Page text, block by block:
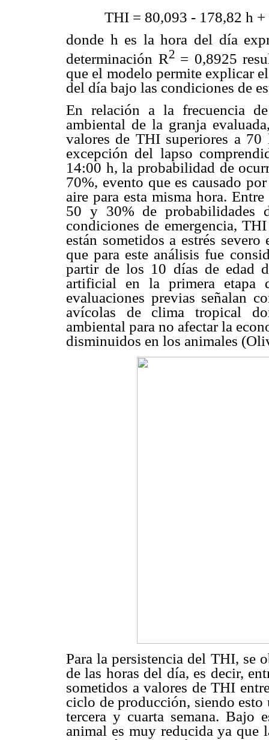
THI = 80,093 - 178,82 h +
donde h es la hora del día
determinación R2 = 0,8925
que el modelo permite explicar
del día bajo las condiciones de
En relación a la frecuencia
ambiental de la granja
valores de THI superiores a
excepción del lapso
14:00 h, la probabilidad de
70%, evento que es causado
aire para esta misma hora.
50 y 30% de probabilidades
condiciones de emergencia,
están sometidos a estrés
que para este análisis fue
partir de los 10 días de edad
artificial en la primera etapa
evaluaciones previas señalan
avícolas de clima tropical
ambiental para no afectar la
disminuidos en los animales
Para la persistencia del THI, se
de las horas del día, es decir,
sometidos a valores de THI
ciclo de producción, siendo
tercera y cuarta semana. Bajo
animal es muy reducida ya que